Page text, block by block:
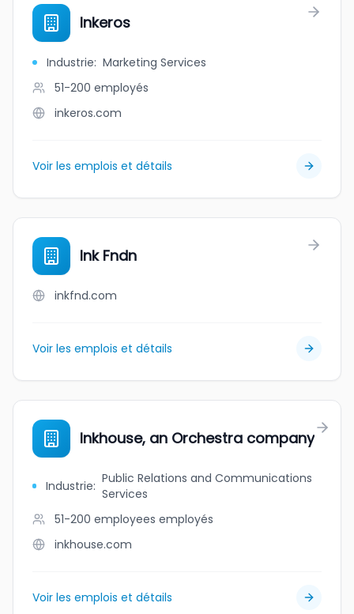
Inkeros
Industrie: Marketing Services
51-200 employés
inkeros.com
Voir les emplois et détails
Ink Fndn
inkfnd.com
Voir les emplois et détails
Inkhouse, an Orchestra company
Industrie: Public Relations and Communications
Services
51-200 employees employés
inkhouse.com
Voir les emplois et détails